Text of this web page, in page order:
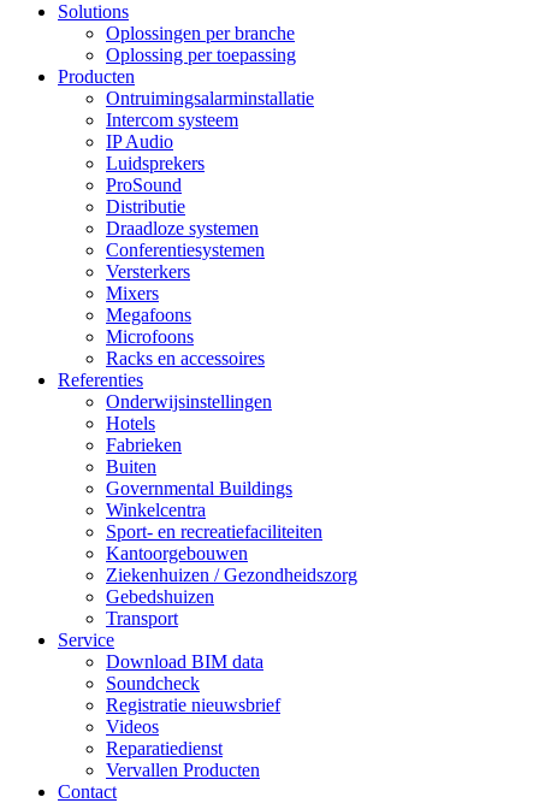
Solutions
Oplossingen per branche
Oplossing per toepassing
Producten
Ontruimingsalarminstallatie
Intercom systeem
IP Audio
Luidsprekers
ProSound
Distributie
Draadloze systemen
Conferentiesystemen
Versterkers
Mixers
Megafoons
Microfoons
Racks en accessoires
Referenties
Onderwijsinstellingen
Hotels
Fabrieken
Buiten
Governmental Buildings
Winkelcentra
Sport- en recreatiefaciliteiten
Kantoorgebouwen
Ziekenhuizen / Gezondheidszorg
Gebedshuizen
Transport
Service
Download BIM data
Soundcheck
Registratie nieuwsbrief
Videos
Reparatiedienst
Vervallen Producten
Contact